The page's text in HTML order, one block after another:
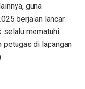
guna
berjalan lancar
selalu mematuhi
petugas di lapangan